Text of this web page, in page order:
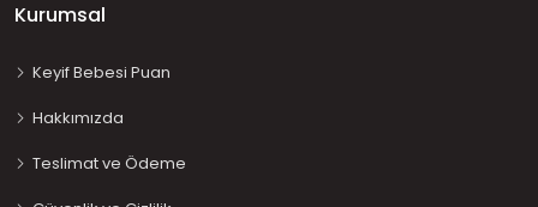
Kurumsal
Keyif Bebesi Puan
Hakkımızda
Teslimat ve Ödeme